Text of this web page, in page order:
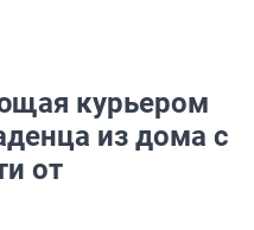
курьером
из дома с
от